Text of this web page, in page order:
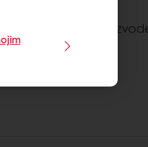
da kreiraju